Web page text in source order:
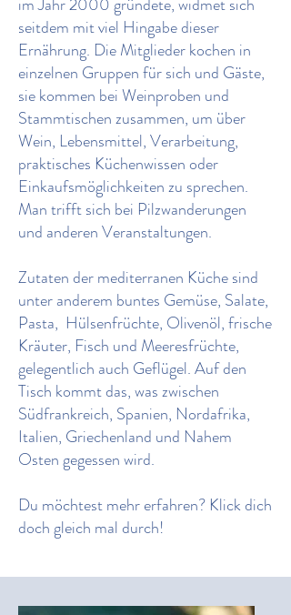
seitdem mit viel Hingabe dieser
Ernährung. Die Mitglieder kochen in
einzelnen Gruppen für sich und Gäste,
sie kommen bei Weinproben und
Stammtischen zusammen, um über
Wein, Lebensmittel, Verarbeitung,
praktisches Küchenwissen oder
Einkaufsmöglichkeiten zu sprechen.
Man trifft sich bei Pilzwanderungen
und anderen Veranstaltungen.
Zutaten der mediterranen Küche sind
unter anderem buntes Gemüse, Salate,
Pasta, Hülsenfrüchte, Olivenöl, frische
Kräuter, Fisch und Meeresfrüchte,
gelegentlich auch Geflügel. Auf den
Tisch kommt das, was zwischen
Südfrankreich, Spanien, Nordafrika,
Italien, Griechenland und Nahem
Osten gegessen wird.
Du möchtest mehr erfahren? Klick dich
doch gleich mal durch!